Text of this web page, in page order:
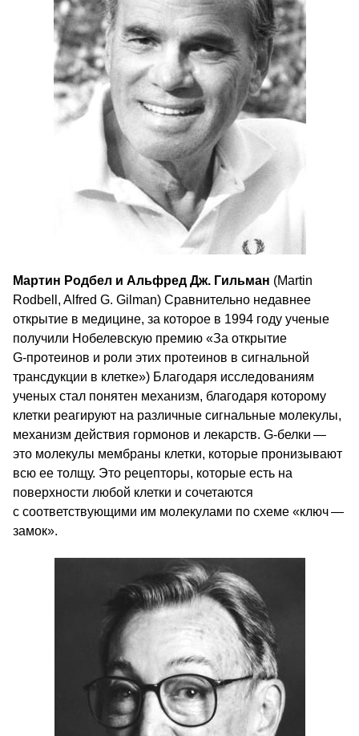
Мартин Родбел и Альфред Дж. Гильман (Martin
Rodbell, Alfred G. Gilman) Сравнительно недавнее
открытие в медицине, за которое в 1994 году ученые
получили Нобелевскую премию «За открытие
G‑протеинов и роли этих протеинов в сигнальной
трансдукции в клетке») Благодаря исследованиям
ученых стал понятен механизм, благодаря которому
клетки реагируют на различные сигнальные молекулы,
механизм действия гормонов и лекарств. G‑белки —
это молекулы мембраны клетки, которые пронизывают
всю ее толщу. Это рецепторы, которые есть на
поверхности любой клетки и сочетаются
с соответствующими им молекулами по схеме «ключ —
замок».